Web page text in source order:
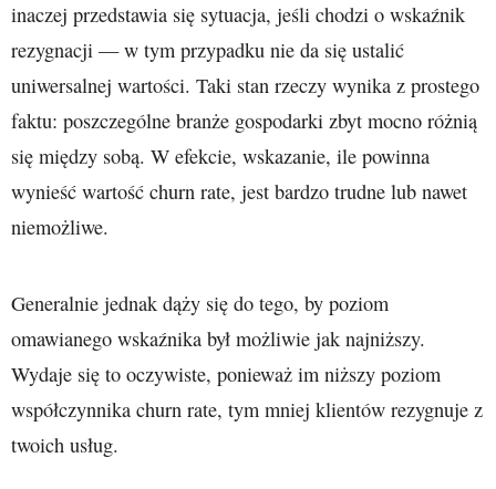
inaczej przedstawia się sytuacja, jeśli chodzi o wskaźnik
rezygnacji — w tym przypadku nie da się ustalić
uniwersalnej wartości. Taki stan rzeczy wynika z prostego
faktu: poszczególne branże gospodarki zbyt mocno różnią
się między sobą. W efekcie, wskazanie, ile powinna
wynieść wartość churn rate, jest bardzo trudne lub nawet
niemożliwe.
Generalnie jednak dąży się do tego, by poziom
omawianego wskaźnika był możliwie jak najniższy.
Wydaje się to oczywiste, ponieważ im niższy poziom
współczynnika churn rate, tym mniej klientów rezygnuje z
twoich usług.